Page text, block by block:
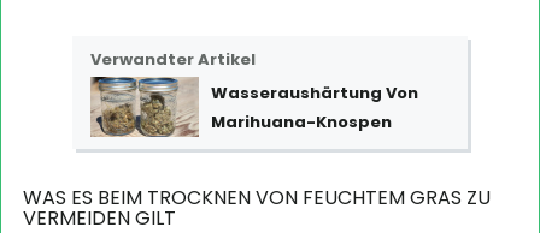
Verwandter Artikel
Wasseraushärtung Von
Marihuana-Knospen
WAS ES BEIM TROCKNEN VON FEUCHTEM GRAS ZU
VERMEIDEN GILT